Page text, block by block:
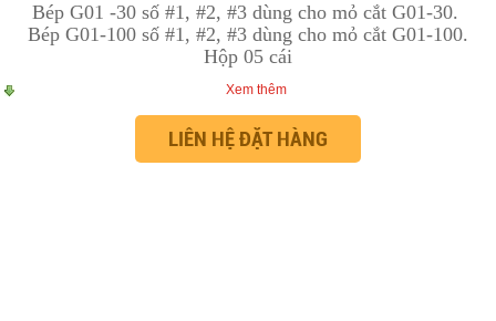
Bép G01 -30 số #1, #2, #3 dùng cho mỏ cắt G01-30.
Bép G01-100 số #1, #2, #3 dùng cho mỏ cắt G01-100.
Hộp 05 cái
Xem thêm
LIÊN HỆ ĐẶT HÀNG
Tay cắt G01-100
0 đ